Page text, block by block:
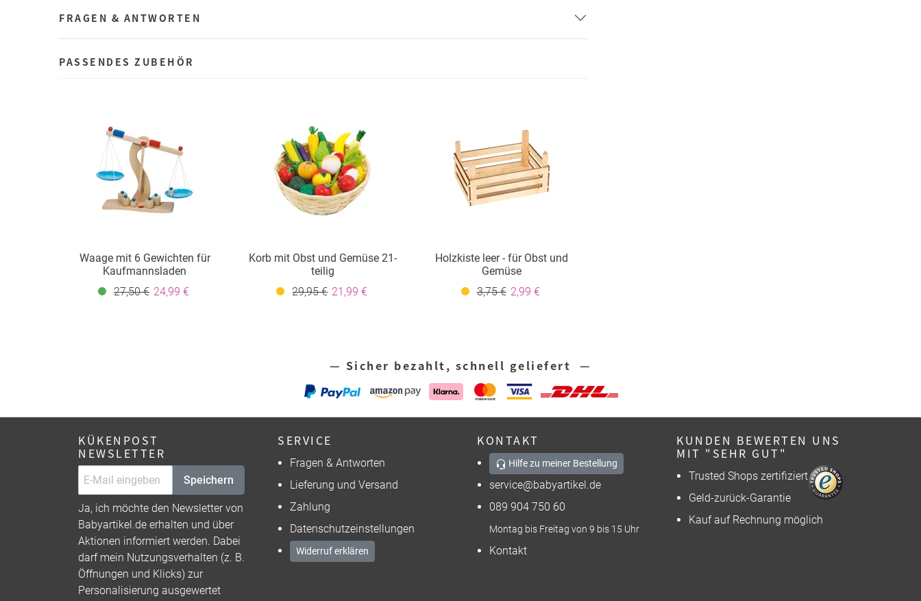
FRAGEN & ANTWORTEN
PASSENDES ZUBEHÖR
Waage mit 6 Gewichten für
Kaufmannsladen
27,50 € 24,99 €
Korb mit Obst und Gemüse 21-
teilig
29,95 € 21,99 €
Holzkiste leer - für Obst und
Gemüse
3,75 € 2,99 €
— Sicher bezahlt, schnell geliefert —
KÜKENPOST
NEWSLETTER
Speichern
Ja, ich möchte den Newsletter von
Babyartikel.de erhalten und über
Aktionen informiert werden. Dabei
darf mein Nutzungsverhalten (z. B.
Öffnungen und Klicks) zur
Personalisierung ausgewertet
SERVICE
Fragen & Antworten
Lieferung und Versand
Zahlung
Datenschutzeinstellungen
Widerruf erklären
KONTAKT
Hilfe zu meiner Bestellung
service@babyartikel.de
089 904 750 60
Montag bis Freitag von 9 bis 15 Uhr
Kontakt
KUNDEN BEWERTEN UNS
MIT "SEHR GUT"
Trusted Shops zertifiziert
Geld-zurück-Garantie
Kauf auf Rechnung möglich